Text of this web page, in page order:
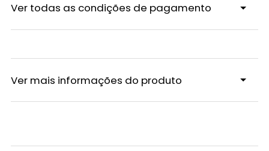
Ver todas as condições de pagamento
Ver mais informações do produto